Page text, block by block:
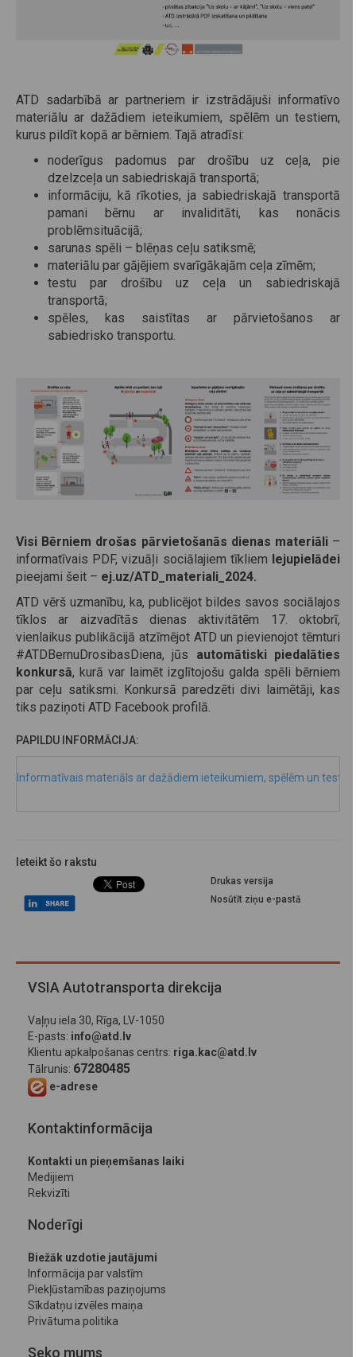
ATD sadarbībā ar partneriem ir izstrādājuši informatīvo
materiālu ar dažādiem ieteikumiem, spēlēm un testiem,
kurus pildīt kopā ar bērniem. Tajā atradīsi:
noderīgus padomus par drošību uz ceļa, pie
dzelzceļa un sabiedriskajā transportā;
informāciju, kā rīkoties, ja sabiedriskajā transportā
pamani bērnu ar invaliditāti, kas nonācis
problēmsituācijā;
sarunas spēli – blēņas ceļu satiksmē;
materiālu par gājējiem svarīgākajām ceļa zīmēm;
testu par drošību uz ceļa un sabiedriskajā
transportā;
spēles, kas saistītas ar pārvietošanos ar
sabiedrisko transportu.
Visi Bērniem drošas pārvietošanās dienas materiāli –
informatīvais PDF, vizuāļi sociālajiem tīkliem lejupielādei
pieejami šeit – ej.uz/ATD_materiali_2024.
ATD vērš uzmanību, ka, publicējot bildes savos sociālajos
tīklos ar aizvadītās dienas aktivitātēm 17. oktobrī,
vienlaikus publikācijā atzīmējot ATD un pievienojot tēmturi
#ATDBernuDrosibasDiena, jūs automātiski piedalāties
konkursā, kurā var laimēt izglītojošu galda spēli bērniem
par ceļu satiksmi. Konkursā paredzēti divi laimētāji, kas
tiks paziņoti ATD Facebook profilā.
PAPILDU INFORMĀCIJA:
Informatīvais materiāls ar dažādiem ieteikumiem, spēlēm un
Ieteikt šo rakstu
Drukas versija
Nosūtīt ziņu e-pastā
VSIA Autotransporta direkcija
Vaļņu iela 30, Rīga, LV-1050
E-pasts: info@atd.lv
Klientu apkalpošanas centrs: riga.kac@atd.lv
Tālrunis: 67280485
e-adrese
Kontaktinformācija
Kontakti un pieņemšanas laiki
Medijiem
Rekvizīti
Noderīgi
Biežāk uzdotie jautājumi
Informācija par valstīm
Piekļūstamības paziņojums
Sīkdatņu izvēles maiņa
Privātuma politika
Seko mums